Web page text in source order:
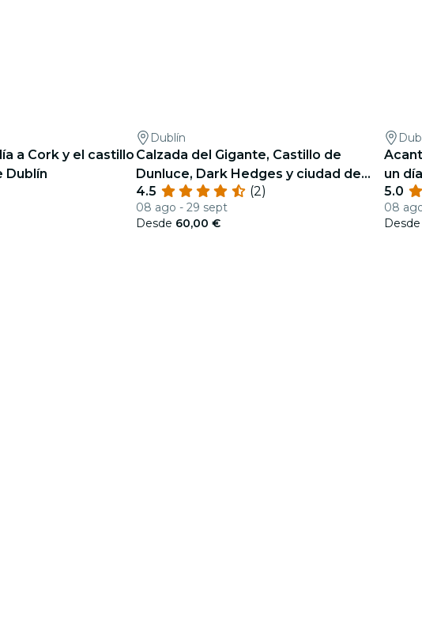
a Cork y el castillo
Dublín
Dublín
Calzada del Gigante, Castillo de
Dunluce, Dark Hedges y ciudad de
Belfast desde Dublín
4.5 (2)
08 ago - 29 sept
Desde 60,00 €
un
5.0
08